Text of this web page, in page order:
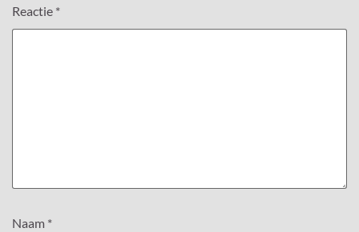
Reactie *
Naam *